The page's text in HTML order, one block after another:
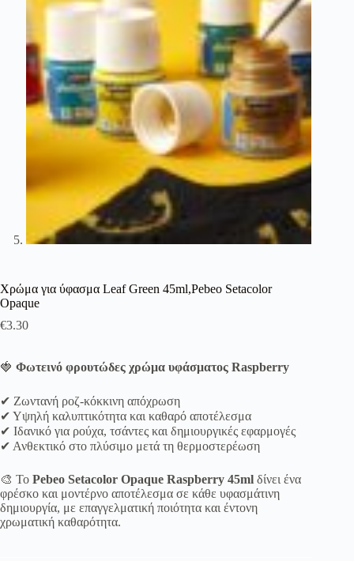
Χρώμα για ύφασμα Leaf Green 45ml,Pebeo Setacolor
Opaque
€3.30
🍓 Φωτεινό φρουτώδες χρώμα υφάσματος Raspberry
✔ Ζωντανή ροζ-κόκκινη απόχρωση
✔ Υψηλή καλυπτικότητα και καθαρό αποτέλεσμα
✔ Ιδανικό για ρούχα, τσάντες και δημιουργικές εφαρμογές
✔ Ανθεκτικό στο πλύσιμο μετά τη θερμοστερέωση
🎨 Το Pebeo Setacolor Opaque Raspberry 45ml δίνει ένα
φρέσκο και μοντέρνο αποτέλεσμα σε κάθε υφασμάτινη
δημιουργία, με επαγγελματική ποιότητα και έντονη
χρωματική καθαρότητα.